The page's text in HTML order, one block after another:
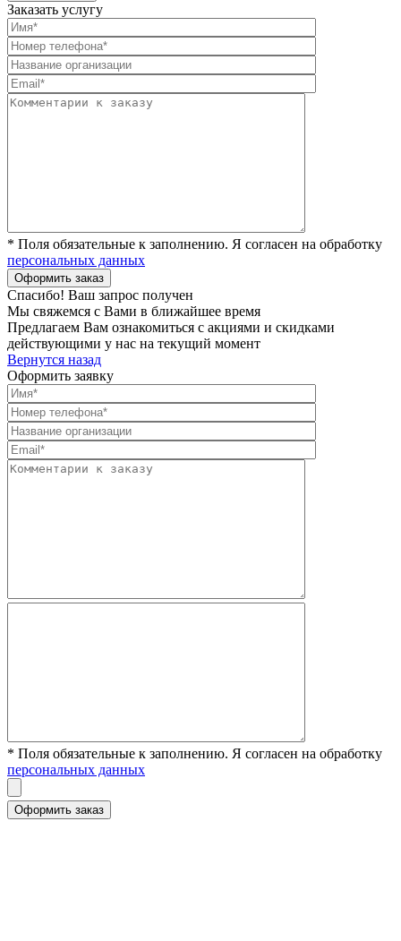
Заказать услугу
* Поля обязательные к заполнению. Я согласен на обработку
персональных данных
Спасибо! Ваш запрос получен
Мы свяжемся с Вами в ближайшее время
Предлагаем Вам ознакомиться с акциями и скидками
действующими у нас на текущий момент
Вернутся назад
Оформить заявку
* Поля обязательные к заполнению. Я согласен на обработку
персональных данных